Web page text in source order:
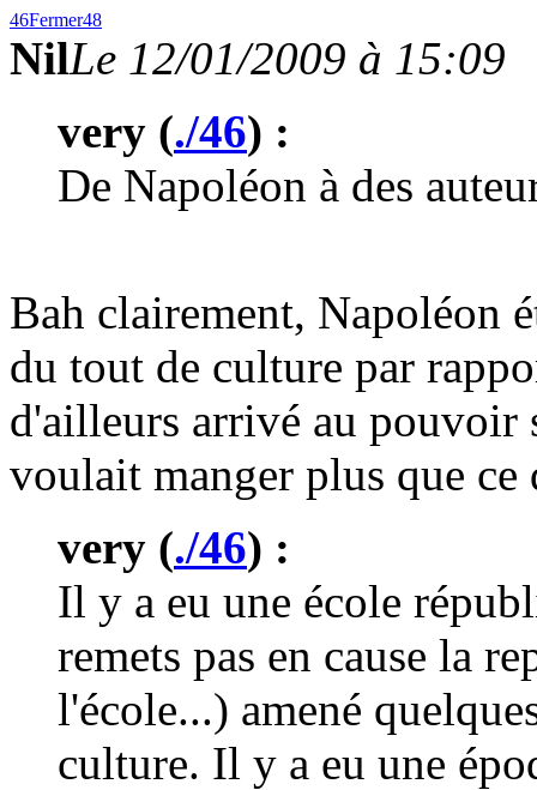
46Fermer48
NilLe 12/01/2009 à 15:09
very (./46) :
De Napoléon à des
Bah clairement, Napoléon
du tout de culture par
d'ailleurs arrivé au pouvoir
voulait manger plus que
very (./46) :
Il y a eu une école
remets pas en cause la
l'école...) amené
culture. Il y a eu une